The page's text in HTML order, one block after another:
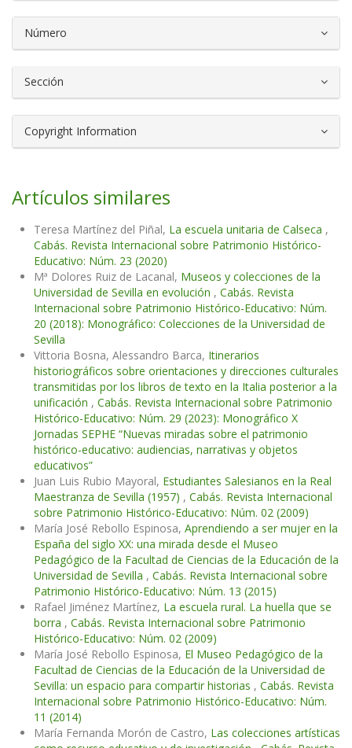
Número
Sección
Copyright Information
Artículos similares
Teresa Martínez del Piñal, La escuela unitaria de Calseca ,
Cabás. Revista Internacional sobre Patrimonio Histórico-
Educativo: Núm. 23 (2020)
Mª Dolores Ruiz de Lacanal, Museos y colecciones de la
Universidad de Sevilla en evolución , Cabás. Revista
Internacional sobre Patrimonio Histórico-Educativo: Núm.
20 (2018): Monográfico: Colecciones de la Universidad de
Sevilla
Vittoria Bosna, Alessandro Barca, Itinerarios
historiográficos sobre orientaciones y direcciones culturales
transmitidas por los libros de texto en la Italia posterior a la
unificación , Cabás. Revista Internacional sobre Patrimonio
Histórico-Educativo: Núm. 29 (2023): Monográfico X
Jornadas SEPHE “Nuevas miradas sobre el patrimonio
histórico-educativo: audiencias, narrativas y objetos
educativos”
Juan Luis Rubio Mayoral, Estudiantes Salesianos en la Real
Maestranza de Sevilla (1957) , Cabás. Revista Internacional
sobre Patrimonio Histórico-Educativo: Núm. 02 (2009)
María José Rebollo Espinosa, Aprendiendo a ser mujer en la
España del siglo XX: una mirada desde el Museo
Pedagógico de la Facultad de Ciencias de la Educación de la
Universidad de Sevilla , Cabás. Revista Internacional sobre
Patrimonio Histórico-Educativo: Núm. 13 (2015)
Rafael Jiménez Martínez, La escuela rural. La huella que se
borra , Cabás. Revista Internacional sobre Patrimonio
Histórico-Educativo: Núm. 02 (2009)
María José Rebollo Espinosa, El Museo Pedagógico de la
Facultad de Ciencias de la Educación de la Universidad de
Sevilla: un espacio para compartir historias , Cabás. Revista
Internacional sobre Patrimonio Histórico-Educativo: Núm.
11 (2014)
María Fernanda Morón de Castro, Las colecciones artísticas